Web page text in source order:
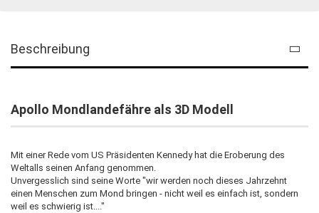
Beschreibung
Apollo Mondlandefähre als 3D Modell​
Mit einer Rede vom US Präsidenten Kennedy hat die Eroberung des
Weltalls seinen Anfang genommen.
Unvergesslich sind seine Worte "wir werden noch dieses Jahrzehnt
einen Menschen zum Mond bringen - nicht weil es einfach ist, sondern
weil es schwierig ist...."